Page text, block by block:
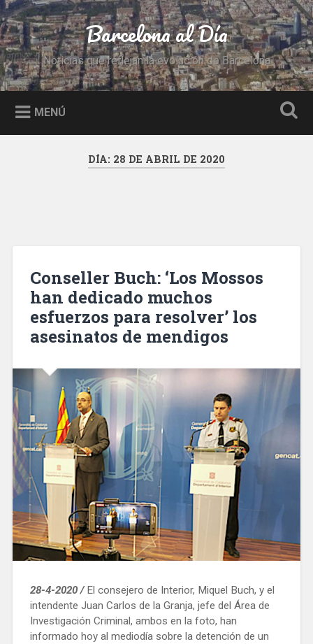
Saltar
al
contenido
Buscar Barcelona al Día
Noticias que reflejan la evolución de Barcelona
MENÚ
DÍA: 28 DE ABRIL DE 2020
Conseller Buch: ‘Los Mossos
han dedicado muchos
esfuerzos para resolver’ los
asesinatos de mendigos
28-4-2020 /El consejero de Interior, Miquel Buch, y el
intendente Juan Carlos de la Granja, jefe del Área de
Investigación Criminal, ambos en la foto, han
informado hoy al mediodía sobre la detención de un